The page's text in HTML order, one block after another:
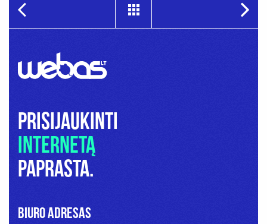
Prisijaukinti
internetą
paprasta.
Biuro adresas